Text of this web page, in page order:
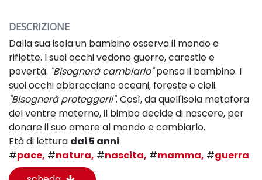
DESCRIZIONE
Dalla sua isola un bambino osserva il mondo e
riflette. I suoi occhi vedono guerre, carestie e
povertà. "Bisognerà cambiarlo"pensa il bambino. I
suoi occhi abbracciano oceani, foreste e cieli.
"Bisognerà proteggerli". Così, da quell'isola metafora
del ventre materno, il bimbo decide di nascere, per
donare il suo amore al mondo e cambiarlo.
Età di lettura dai 5 anni
#pace, #natura, #nascita, #mamma, #guerra